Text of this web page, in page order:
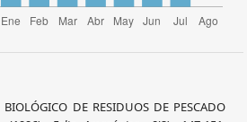
DE RESIDUOS DE PESCADO